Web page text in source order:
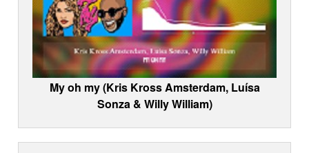
My oh my (Kris Kross Amsterdam, Luísa
Sonza & Willy William)